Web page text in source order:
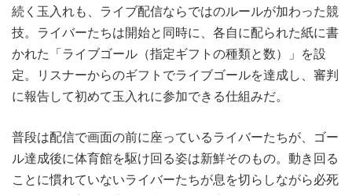
続く玉入れも、ライブ配信ならではのルールが加わった競
技。ライバーたちは開始と同時に、各自に配られた紙に書
かれた「ライブゴール（指定ギフトの種類と数）」を設
定。リスナーからのギフトでライブゴールを達成し、審判
に報告して初めて玉入れに参加できる仕組みだ。
普段は配信で画面の前に座っているライバーたちが、ゴー
ル達成後に体育館を駆け回る姿は新鮮そのもの。動き回る
ことに慣れていないライバーたちが息を切らしながら必死